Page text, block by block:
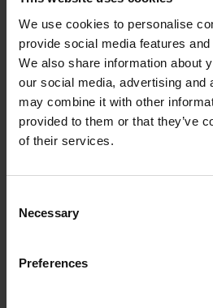
We use cookies to personalise
provide social media features
We also share information about
our social media, advertising and
may combine it with other
provided to them or that they’ve
of their services.
Selection
Necessary
Preferences
Gosse Ø20 taklampa
729 kr 599
Rek.